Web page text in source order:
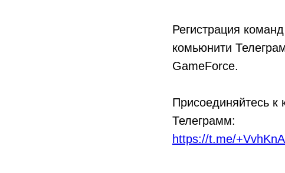
Регистрация
комьюнити
GameForce.
Присоединяйтесь к
Телеграмм:
https://t.me/